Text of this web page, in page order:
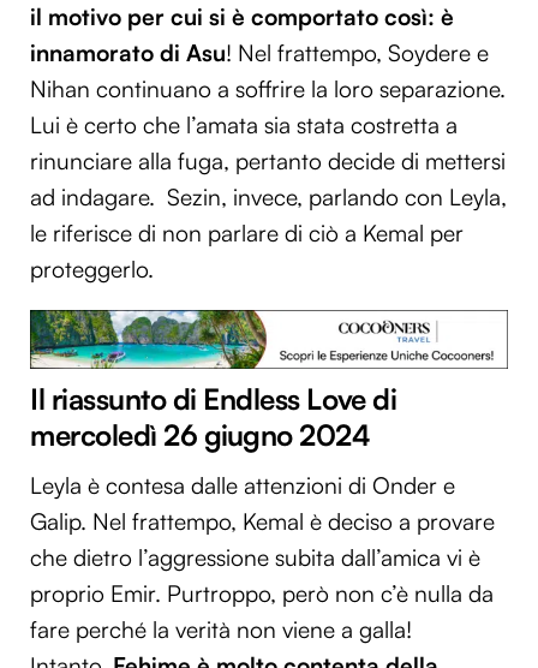
il motivo per cui si è comportato così: è
innamorato di Asu! Nel frattempo, Soydere e
Nihan continuano a soffrire la loro separazione.
Lui è certo che l’amata sia stata costretta a
rinunciare alla fuga, pertanto decide di mettersi
ad indagare. Sezin, invece, parlando con Leyla,
le riferisce di non parlare di ciò a Kemal per
proteggerlo.
Il riassunto di Endless Love di
mercoledì 26 giugno 2024
Leyla è contesa dalle attenzioni di Onder e
Galip. Nel frattempo, Kemal è deciso a provare
che dietro l’aggressione subita dall’amica vi è
proprio Emir. Purtroppo, però non c’è nulla da
fare perché la verità non viene a galla!